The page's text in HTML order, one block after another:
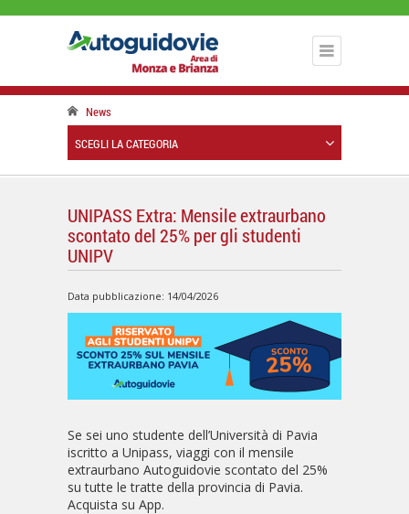
News
SCEGLI LA CATEGORIA
UNIPASS Extra: Mensile extraurbano
scontato del 25% per gli studenti
UNIPV
Data pubblicazione: 14/04/2026
Se sei uno studente dell’Università di Pavia
iscritto a Unipass, viaggi con il mensile
extraurbano Autoguidovie scontato del 25%
su tutte le tratte della provincia di Pavia.
Acquista su App.